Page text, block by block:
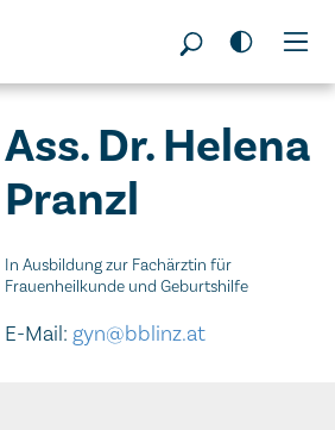
Ass. Dr. Helena
Pranzl
In Ausbildung zur Fachärztin für
Frauenheilkunde und Geburtshilfe
E-Mail: gyn@bblinz.at